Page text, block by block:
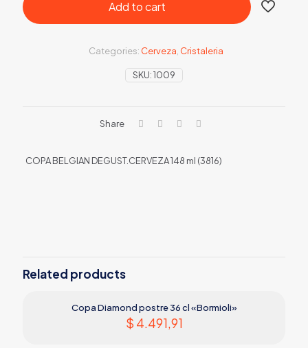
Add to cart
SKU:1009
Categories: Cerveza Cristaleria
Share
COPA BELGIAN DEGUST.CERVEZA 148 ml (3816)
Related products
Copa Diamond postre 36 cl «Bormioli»
$ 4.491,91